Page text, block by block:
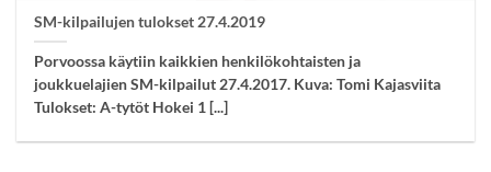
SM-kilpailujen tulokset 27.4.2019
Porvoossa käytiin kaikkien henkilökohtaisten ja
joukkuelajien SM-kilpailut 27.4.2017. Kuva: Tomi Kajasviita
Tulokset: A-tytöt Hokei 1 [...]